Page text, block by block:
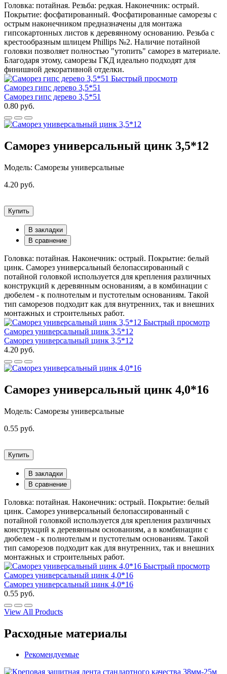
Головка: потайная. Резьба: редкая. Наконечник: острый.
Покрытие: фосфатированный. Фосфатированные саморезы с
острым наконечником предназначены для монтажа
гипсокартонных листов к деревянному основанию. Резьба с
крестообразным шлицем Phillips №2. Наличие потайной
головки позволяет полностью "утопить" саморез в материале.
Благодаря этому, саморезы ГКД идеально подходят для
финишной декоративной отделки.
Быстрый просмотр
Саморез гипс дерево 3,5*51
Саморез гипс дерево 3,5*51
0.80 руб.
Саморез универсальный цинк 3,5*12
Модель: Саморезы универсальные
4.20 руб.
Купить
В закладки
В сравнение
Головка: потайная. Наконечник: острый. Покрытие: белый
цинк. Саморез универсальный белопассированный с
потайной головкой используется для крепления различных
конструкций к деревянным основаниям, а в комбинации с
дюбелем - к полнотелым и пустотелым основаниям. Такой
тип саморезов подходит как для внутренних, так и внешних
монтажных и строительных работ.
Быстрый просмотр
Саморез универсальный цинк 3,5*12
Саморез универсальный цинк 3,5*12
4.20 руб.
Саморез универсальный цинк 4,0*16
Модель: Саморезы универсальные
0.55 руб.
Купить
В закладки
В сравнение
Головка: потайная. Наконечник: острый. Покрытие: белый
цинк. Саморез универсальный белопассированный с
потайной головкой используется для крепления различных
конструкций к деревянным основаниям, а в комбинации с
дюбелем - к полнотелым и пустотелым основаниям. Такой
тип саморезов подходит как для внутренних, так и внешних
монтажных и строительных работ.
Быстрый просмотр
Саморез универсальный цинк 4,0*16
Саморез универсальный цинк 4,0*16
0.55 руб.
View All Products
Расходные материалы
Рекомендуемые